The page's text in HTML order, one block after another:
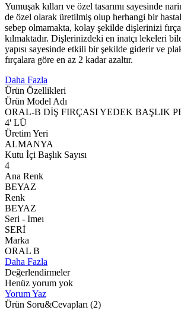
Yumuşak kılları ve özel tasarımı sayesinde
de özel olarak üretilmiş olup herhangi bir
sebep olmamakta, kolay şekilde dişlerinizi
kılmaktadır. Dişlerinizdeki en inatçı lekeleri
yapısı sayesinde etkili bir şekilde giderir ve
fırçalara göre en az 2 kadar azaltır.
Daha Fazla
Ürün Özellikleri
Ürün Model Adı
ORAL-B DİŞ FIRÇASI YEDEK BAŞLIK
4' LÜ
Üretim Yeri
ALMANYA
Kutu İçi Başlık Sayısı
4
Ana Renk
BEYAZ
Renk
BEYAZ
Seri - Imeı
SERİ
Marka
ORAL B
Daha Fazla
Değerlendirmeler
Henüz yorum yok
Yorum Yaz
Ürün Soru&Cevapları (2)